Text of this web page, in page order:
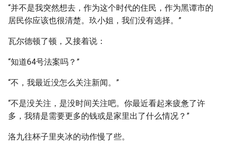
“并不是我突然想去，作为这个时代的住民，作为黑谭市的
居民你应该也很清楚。玖小姐，我们没有选择。”
瓦尔德顿了顿，又接着说：
“知道64号法案吗？”
“不，我最近没怎么关注新闻。”
“不是没关注，是没时间关注吧。你最近看起来疲惫了许
多，我猜是需要更多的钱或是家里出了什么情况？”
洛九往杯子里夹冰的动作慢了些。